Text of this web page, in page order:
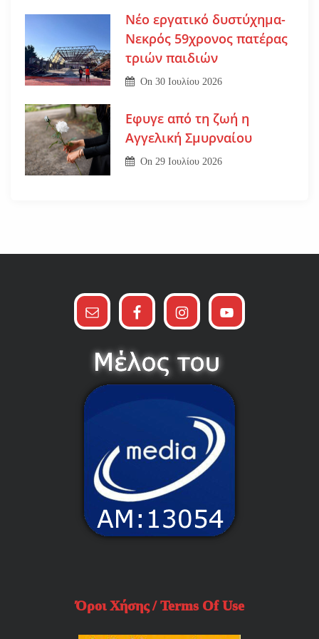
Νέο εργατικό δυστύχημα-
Νεκρός 59χρονος πατέρας
τριών παιδιών
On30 Ιουλίου 2026
Εφυγε από τη ζωή η
Αγγελική Σμυρναίου
On29 Ιουλίου 2026
Όροι Χήσης / Terms Of Use